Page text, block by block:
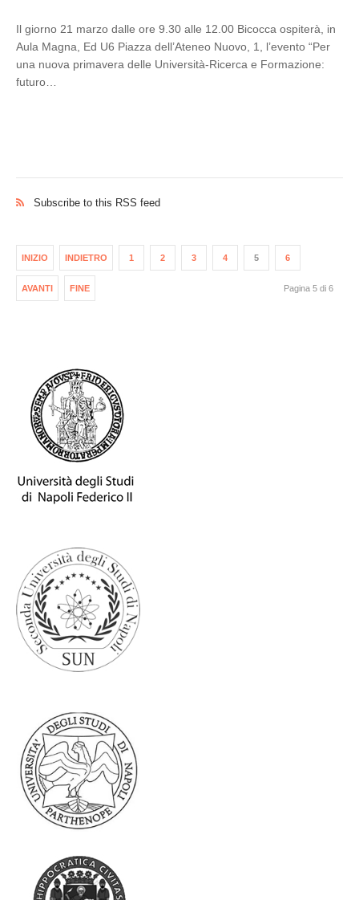
Il giorno 21 marzo dalle ore 9.30 alle 12.00 Bicocca ospiterà, in
Aula Magna, Ed U6 Piazza dell’Ateneo Nuovo, 1, l’evento “Per
una nuova primavera delle Università-Ricerca e Formazione:
futuro…
Subscribe to this RSS feed
INIZIO INDIETRO 1 2 3 4 5 6
AVANTI FINE Pagina 5 di 6